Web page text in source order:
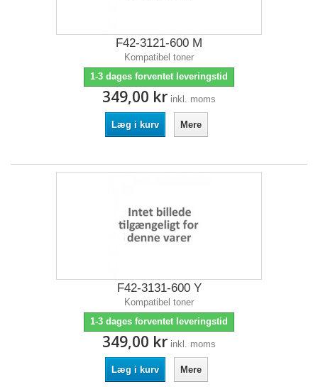
F42-3121-600 M
Kompatibel toner
1-3 dages forventet leveringstid
349,00 kr inkl. moms
Læg i kurv Mere
F42-3131-600 Y
Kompatibel toner
1-3 dages forventet leveringstid
349,00 kr inkl. moms
Læg i kurv Mere